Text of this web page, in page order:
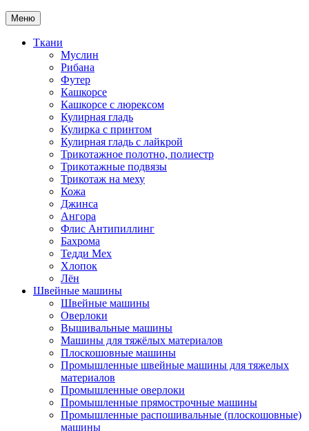
Меню
Ткани
Муслин
Рибана
Футер
Кашкорсе
Кашкорсе с люрексом
Кулирная гладь
Кулирка с принтом
Кулирная гладь с лайкрой
Трикотажное полотно, полиестр
Трикотажные подвязы
Трикотаж на меху
Кожа
Джинса
Ангора
Флис Антипиллинг
Бахрома
Тедди Мех
Хлопок
Лён
Швейные машины
Швейные машины
Оверлоки
Вышивальные машины
Машины для тяжёлых материалов
Плоскошовные машины
Промышленные швейные машины для тяжелых
материалов
Промышленные оверлоки
Промышленные прямострочные машины
Промышленные распошивальные (плоскошовные)
машины